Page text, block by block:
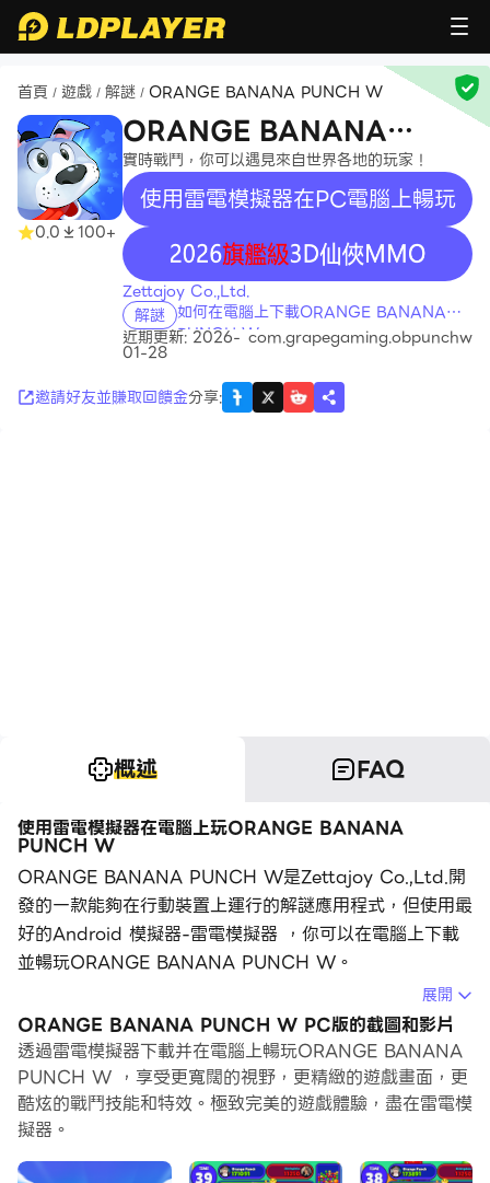
首頁 / 遊戲 / 解謎 / ORANGE BANANA PUNCH W
0.0 100+
ORANGE BANANA
PUNCH W
實時戰鬥，你可以遇見來自世界各地的玩家！
使用雷電模擬器在PC電腦上暢玩
recommend
Zettajoy Co.,Ltd.
解謎 如何在電腦上下載ORANGE BANANA
PUNCH W
近期更新: 2026-
01-28
com.grapegaming.obpunchw
邀請好友並賺取回饋金分享:
概述 FAQ
使用雷電模擬器在電腦上玩ORANGE BANANA
PUNCH W
ORANGE BANANA PUNCH W是Zettajoy Co.,Ltd.開
發的一款能夠在行動裝置上運行的解謎應用程式，但使用最
好的Android 模擬器-雷電模擬器 ，你可以在電腦上下載
並暢玩ORANGE BANANA PUNCH W。
在電腦上運行ORANGE BANANA PUNCH W，您可以
在大螢幕上清晰地瀏覽, 而用滑鼠和鍵盤操控應用程式比用
觸摸屏鍵盤要快得多，同時你將永遠不必擔心設備的電量問
題。
通過多開和同步功能，你甚至可以在PC上運行多個應用程
式和帳戶。
展開
ORANGE BANANA PUNCH W PC版的截圖和影片
透過雷電模擬器下載并在電腦上暢玩ORANGE BANANA
PUNCH W ，享受更寬闊的視野，更精緻的遊戲畫面，更
酷炫的戰鬥技能和特效。極致完美的遊戲體驗，盡在雷電模
擬器。